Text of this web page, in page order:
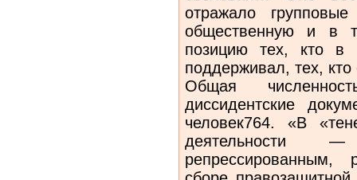
отражало
общественную и в
позицию тех, кто в
поддерживал, тех,
Общая
диссидентские
человек764. «В
деятельности
репрессированным,